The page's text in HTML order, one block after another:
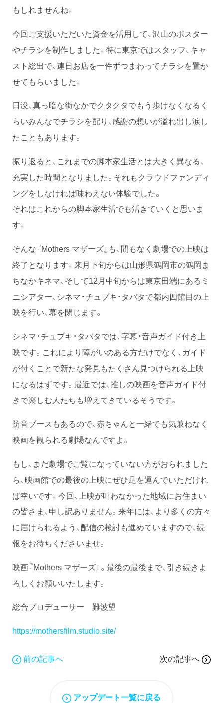
もしれませんね。
今回ご支援いただいた資金を活用して、沢山のポスター
やチラシを制作しました。特に東京ではスタッフ、キャ
スト総出で、連日お店を一件ずつまわってチラシを置か
せてもらいました。
日没、真っ暗な街なかでクタクタでもう歩けなくなるく
らいみんなでチラシを配り、感謝の想いが溢れ出し涙し
たこともあります。
振り返ると、これまでの脚本家生活とは大きく異なる、
充実した時間となりました。それもクラウドファンディ
ングをしなければ味わえない体験でした。
それはこれからの脚本家生活でも活きていくと思いま
す。
そんな『Mothers マザーズ』も、間もなく劇場での上映は
終了となります。来月下旬からは山形県鶴岡市の鶴岡ま
ちなかキネマ、そして12月中旬からは東京田端にあるミ
ニシアター、シネマ・チュプキ・タバタで都内四館目の上
映を行い、幕を閉じます。
シネマ・チュプキ・タバタでは、字幕・音声ガイド付き上
映です。これにより障がいのある方だけでなく、ガイド
が付くことで新たな発見もたくさん見つけられる上映
になるはずです。最近では、推しの映画を音声ガイド付
きで楽しむ人たちも増えてきているそうです。
防音ブースもあるので、赤ちゃんと一緒でも気兼ねなく
映画を観られる劇場なんですよ。
もし、まだ劇場でご覧になっていない方がおられました
ら、映画館での最後の上映にぜひ足を運んでいただけれ
ば幸いです。今回、上映が叶わなかった地域にお住まい
の皆さま、申し訳ありません。来年には、より多くの方々
に届けられるよう、配信の検討も進めていますので、続
報をお待ちくださいませ。
映画『Mothers マザーズ』。最後の最後まで、引き続きよ
ろしくお願いいたします。
総合プロデューサー 難波望
https://mothersfilm.studio.site/
前の記事へ 次の記事へ
アップデート一覧に戻る